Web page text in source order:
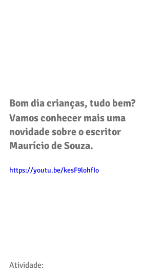
Bom dia crianças, tudo bem?
Vamos conhecer mais uma
novidade sobre o escritor
Maurício de Souza.
https://youtu.be/kesF9lohfIo
Atividade: